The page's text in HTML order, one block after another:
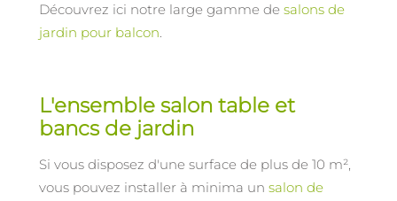
Découvrez ici notre large gamme de salons de
jardin pour balcon.
L'ensemble salon table et
bancs de jardin
Si vous disposez d'une surface de plus de 10 m²,
vous pouvez installer à minima un salon de